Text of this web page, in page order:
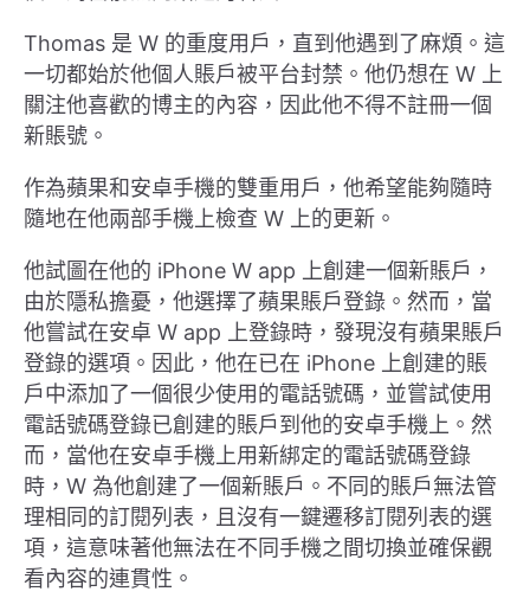
Thomas 是 W 的重度用戶，直到他遇到了麻煩。這
一切都始於他個人賬戶被平台封禁。他仍想在 W 上
關注他喜歡的博主的內容，因此他不得不註冊一個
新賬號。
作為蘋果和安卓手機的雙重用戶，他希望能夠隨時
隨地在他兩部手機上檢查 W 上的更新。
他試圖在他的 iPhone W app 上創建一個新賬戶，
由於隱私擔憂，他選擇了蘋果賬戶登錄。然而，當
他嘗試在安卓 W app 上登錄時，發現沒有蘋果賬戶
登錄的選項。因此，他在已在 iPhone 上創建的賬
戶中添加了一個很少使用的電話號碼，並嘗試使用
電話號碼登錄已創建的賬戶到他的安卓手機上。然
而，當他在安卓手機上用新綁定的電話號碼登錄
時，W 為他創建了一個新賬戶。不同的賬戶無法管
理相同的訂閱列表，且沒有一鍵遷移訂閱列表的選
項，這意味著他無法在不同手機之間切換並確保觀
看內容的連貫性。